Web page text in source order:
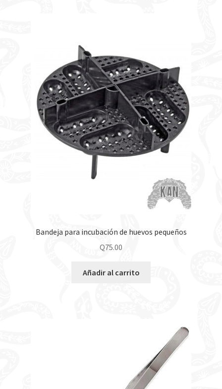
Bandeja para incubación de huevos pequeños
Q75.00
Añadir al carrito